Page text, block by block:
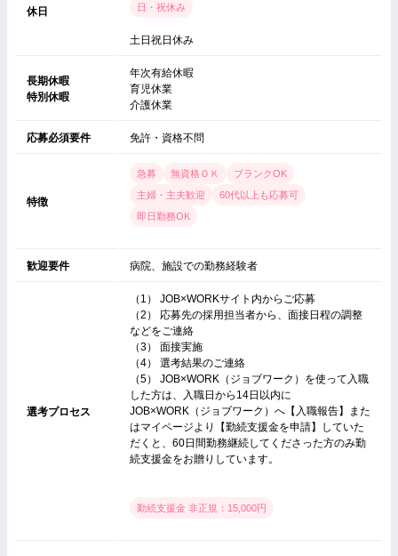
休日
日・祝休み
土日祝日休み
長期休暇
特別休暇
年次有給休暇
育児休業
介護休業
応募必須要件 免許・資格不問
特徴
急募 無資格ＯＫ
ブランクOK
主婦・主夫歓迎
60代以上も応募可
即日勤務OK
歓迎要件 病院、施設での勤務経験者
選考プロセス
（1） JOB×WORKサイト内からご応募
（2） 応募先の採用担当者から、面接日程の調整
などをご連絡
（3） 面接実施
（4） 選考結果のご連絡
（5） JOB×WORK（ジョブワーク）を使って入職
した方は、入職日から14日以内に
JOB×WORK（ジョブワーク）へ【入職報告】また
はマイページより【勤続支援金を申請】していた
だくと、60日間勤務継続してくださった方のみ勤
続支援金をお贈りしています。
勤続支援金 非正規：15,000円